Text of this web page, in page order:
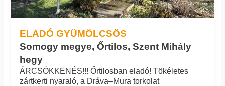
ELADÓ GYÜMÖLCSÖS
Somogy megye, Őrtilos, Szent Mihály
hegy
ÁRCSÖKKENÉS!!! Őrtilosban eladó! Tökéletes
zártkerti nyaraló, a Dráva–Mura torkolat